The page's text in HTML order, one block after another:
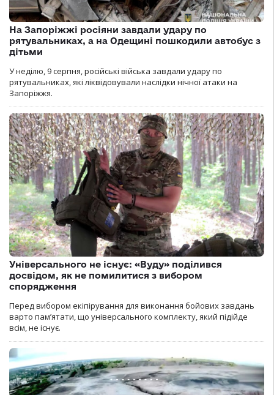
На Запоріжжі росіяни завдали удару по
рятувальниках, а на Одещині пошкодили автобус з
дітьми
У неділю, 9 серпня, російські війська завдали удару по
рятувальниках, які ліквідовували наслідки нічної атаки на
Запоріжжя.
Універсального не існує: «Вуду» поділився
досвідом, як не помилитися з вибором
спорядження
Перед вибором екіпірування для виконання бойових завдань
варто пам’ятати, що універсального комплекту, який підійде
всім, не існує.